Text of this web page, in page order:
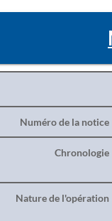
Numéro de la notice
Chronologie
Nature de l'opération